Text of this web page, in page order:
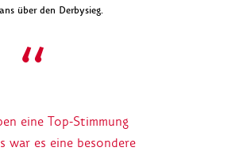
über den Derbysieg.
eine Top-Stimmung
war es eine besondere